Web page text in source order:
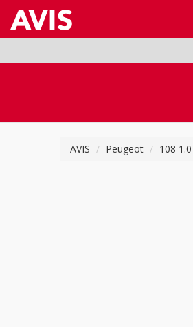
AVIS Peugeot 108